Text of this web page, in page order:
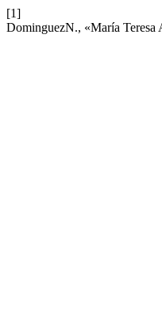
[1]
DominguezN., «María Teresa